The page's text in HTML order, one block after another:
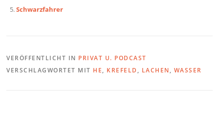
Schwarzfahrer
VERÖFFENTLICHT IN PRIVAT U. PODCAST
VERSCHLAGWORTET MIT HE, KREFELD , LACHEN, WASSER